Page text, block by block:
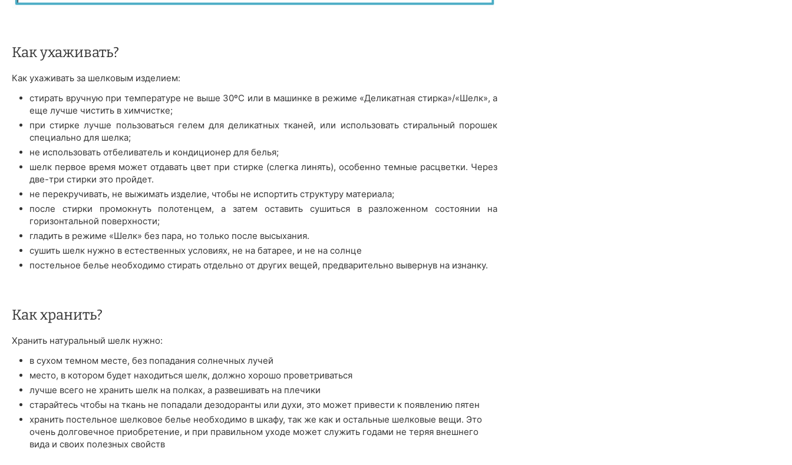
Как ухаживать?
Как ухаживать за шелковым изделием:
стирать вручную при температуре не выше 30ºС или в машинке в режиме «Деликатная стирка»/«Шелк», а
еще лучше чистить в химчистке;
при стирке лучше пользоваться гелем для деликатных тканей, или использовать стиральный порошек
специально для шелка;
не использовать отбеливатель и кондиционер для белья;
шелк первое время может отдавать цвет при стирке (слегка линять), особенно темные расцветки. Через
две-три стирки это пройдет.
не перекручивать, не выжимать изделие, чтобы не испортить структуру материала;
после стирки промокнуть полотенцем, а затем оставить сушиться в разложенном состоянии на
горизонтальной поверхности;
гладить в режиме «Шелк» без пара, но только после высыхания.
сушить шелк нужно в естественных условиях, не на батарее, и не на солнце
постельное белье необходимо стирать отдельно от других вещей, предварительно вывернув на изнанку.
Как хранить?
Хранить натуральный шелк нужно:
в сухом темном месте, без попадания солнечных лучей
место, в котором будет находиться шелк, должно хорошо проветриваться
лучше всего не хранить шелк на полках, а развешивать на плечики
старайтесь чтобы на ткань не попадали дезодоранты или духи, это может привести к появлению пятен
хранить постельное шелковое белье необходимо в шкафу, так же как и остальные шелковые вещи. Это
очень долговечное приобретение, и при правильном уходе может служить годами не теряя внешнего
вида и своих полезных свойств